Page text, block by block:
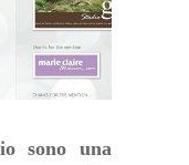
sono una